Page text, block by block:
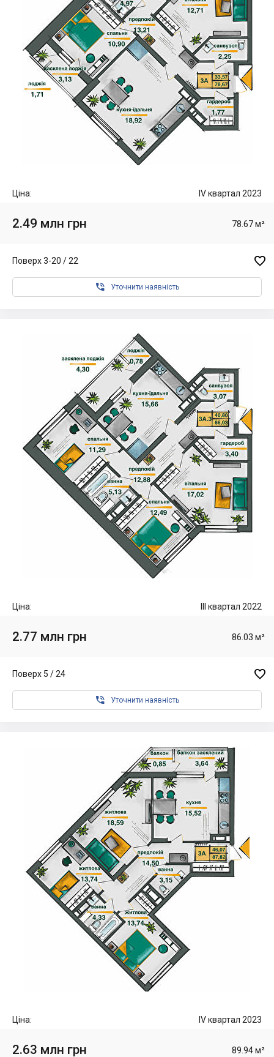
Ціна: IV квартал 2023
2.49 млн грн 78.67 м²
Поверх 3-20 / 22 
 Уточнити наявність
Ціна: III квартал 2022
2.77 млн грн 86.03 м²
Поверх 5 / 24 
 Уточнити наявність
Ціна: IV квартал 2023
2.63 млн грн 89.94 м²